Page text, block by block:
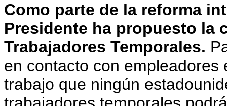
Como parte de la reforma
Presidente ha propuesto la
Trabajadores Temporales.
en contacto con
trabajo que ningún